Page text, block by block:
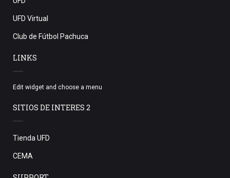
UFD Virtual
Club de Fútbol Pachuca
LINKS
Edit widget and choose a menu
SITIOS DE INTERES 2
Tienda UFD
CEMA